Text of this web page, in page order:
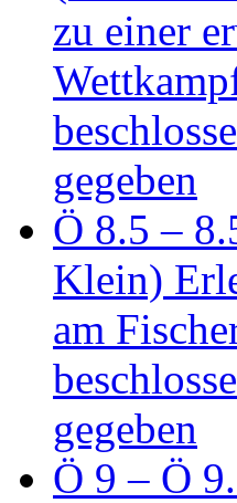
zu einer
gegeben
Ö 8.5 –
Klein)
am
gegeben
Ö 9 – Ö